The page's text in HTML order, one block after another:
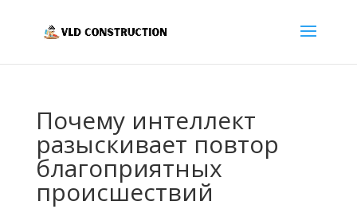
Почему интеллект
разыскивает повтор
благоприятных
происшествий